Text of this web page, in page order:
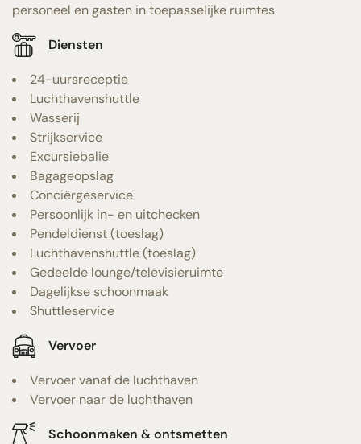
personeel en gasten in toepasselijke ruimtes
Diensten
24-uursreceptie
Luchthavenshuttle
Wasserij
Strijkservice
Excursiebalie
Bagageopslag
Conciërgeservice
Persoonlijk in- en uitchecken
Pendeldienst (toeslag)
Luchthavenshuttle (toeslag)
Gedeelde lounge/televisieruimte
Dagelijkse schoonmaak
Shuttleservice
Vervoer
Vervoer vanaf de luchthaven
Vervoer naar de luchthaven
Schoonmaken & ontsmetten